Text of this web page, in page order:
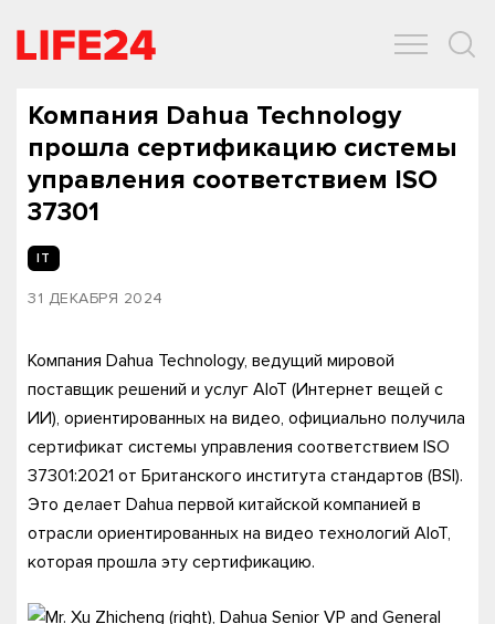
Компания Dahua Technology
прошла сертификацию системы
управления соответствием ISO
37301
IT
31 ДЕКАБРЯ 2024
Компания Dahua Technology, ведущий мировой
поставщик решений и услуг AIoT (Интернет вещей с
ИИ), ориентированных на видео, официально получила
сертификат системы управления соответствием ISO
37301:2021 от Британского института стандартов (BSI).
Это делает Dahua первой китайской компанией в
отрасли ориентированных на видео технологий AIoT,
которая прошла эту сертификацию.